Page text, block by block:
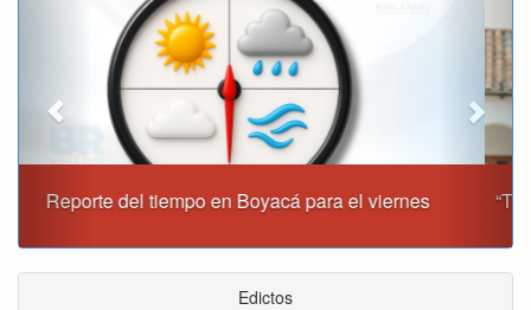
“Tunja nos ha dado demasiado y no podemos fallarle en
Edictos